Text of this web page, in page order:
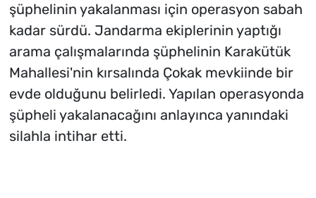
şüphelinin yakalanması için operasyon sabah
kadar sürdü. Jandarma ekiplerinin yaptığı
arama çalışmalarında şüphelinin Karakütük
Mahallesi'nin kırsalında Çokak mevkiinde bir
evde olduğunu belirledi. Yapılan operasyonda
şüpheli yakalanacağını anlayınca yanındaki
silahla intihar etti.